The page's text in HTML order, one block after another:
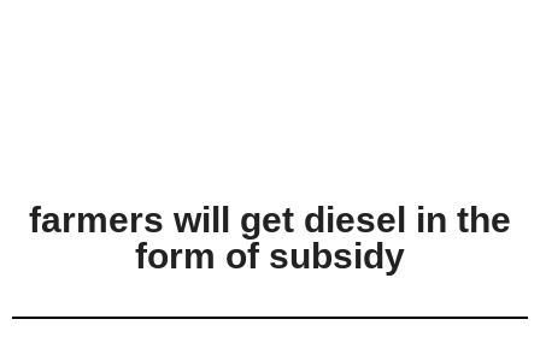
farmers will get diesel in the
form of subsidy